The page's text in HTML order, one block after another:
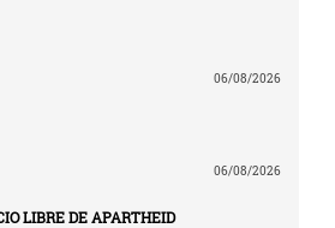
06/08/2026
06/08/2026
LIBRE DE APARTHEID